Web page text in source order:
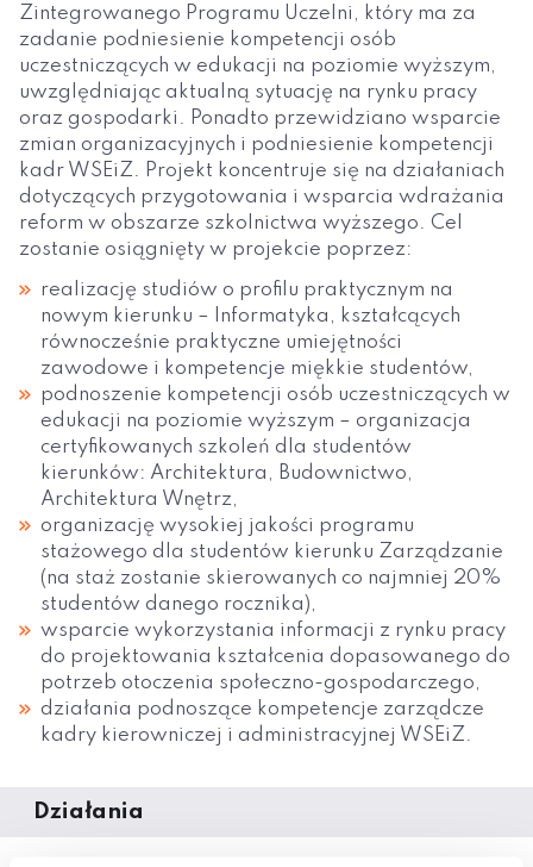
Zintegrowanego Programu Uczelni, który ma za
zadanie podniesienie kompetencji osób
uczestniczących w edukacji na poziomie wyższym,
uwzględniając aktualną sytuację na rynku pracy
oraz gospodarki. Ponadto przewidziano wsparcie
zmian organizacyjnych i podniesienie kompetencji
kadr WSEiZ. Projekt koncentruje się na działaniach
dotyczących przygotowania i wsparcia wdrażania
reform w obszarze szkolnictwa wyższego. Cel
zostanie osiągnięty w projekcie poprzez:
realizację studiów o profilu praktycznym na
nowym kierunku – Informatyka, kształcących
równocześnie praktyczne umiejętności
zawodowe i kompetencje miękkie studentów,
podnoszenie kompetencji osób uczestniczących w
edukacji na poziomie wyższym – organizacja
certyfikowanych szkoleń dla studentów
kierunków: Architektura, Budownictwo,
Architektura Wnętrz,
organizację wysokiej jakości programu
stażowego dla studentów kierunku Zarządzanie
(na staż zostanie skierowanych co najmniej 20%
studentów danego rocznika),
wsparcie wykorzystania informacji z rynku pracy
do projektowania kształcenia dopasowanego do
potrzeb otoczenia społeczno-gospodarczego,
działania podnoszące kompetencje zarządcze
kadry kierowniczej i administracyjnej WSEiZ.
Działania